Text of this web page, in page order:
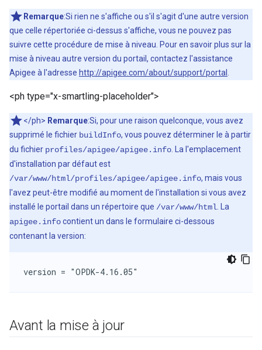
Remarque:Si rien ne s'affiche ou s'il s'agit d'une autre version
que celle répertoriée ci-dessus s'affiche, vous ne pouvez pas
suivre cette procédure de mise à niveau. Pour en savoir plus sur la
mise à niveau autre version du portail, contactez l'assistance
Apigee à l'adresse http://apigee.com/about/support/portal
<ph type="x-smartling-placeholder">
</ph> Remarque:Si, pour une raison quelconque, vous avez
supprimé le fichier buildInfo, vous pouvez déterminer le à partir
du fichier profiles/apigee/apigee.info . La l'emplacement
d'installation par défaut est
/var/www/html/profiles/apigee/apigee.info, mais vous
l'avez peut-être modifié au moment de l'installation si vous avez
installé le portail dans un répertoire que /var/www/html . La
apigee.infocontient un dans le formulaire ci-dessous
contenant la version:
version = "OPDK-4.16.05"
Avant la mise à jour